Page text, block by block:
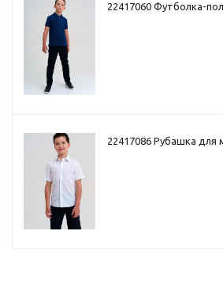
22417060 Футболка-
22417086 Рубашка для